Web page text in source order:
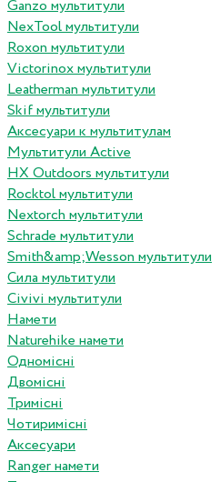
Ganzo мультитули
NexTool мультитули
Roxon мультитули
Victorinox мультитули
Leatherman мультитули
Skif мультитули
Аксесуари к мультитулам
Мультитули Active
HX Outdoors мультитули
Rocktol мультитули
Nextorch мультитули
Schrade мультитули
Smith&amp;Wesson мультитули
Сила мультитули
Civivi мультитули
Намети
Naturehike намети
Одномісні
Двомісні
Тримісні
Чотиримісні
Аксесуари
Ranger намети